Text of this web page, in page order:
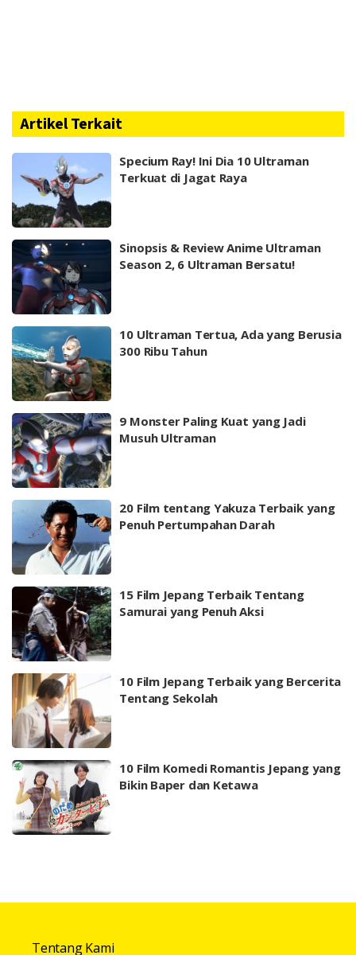
Artikel Terkait
Specium Ray! Ini Dia 10 Ultraman
Terkuat di Jagat Raya
Sinopsis & Review Anime Ultraman
Season 2, 6 Ultraman Bersatu!
10 Ultraman Tertua, Ada yang Berusia
300 Ribu Tahun
9 Monster Paling Kuat yang Jadi
Musuh Ultraman
20 Film tentang Yakuza Terbaik yang
Penuh Pertumpahan Darah
15 Film Jepang Terbaik Tentang
Samurai yang Penuh Aksi
10 Film Jepang Terbaik yang Bercerita
Tentang Sekolah
10 Film Komedi Romantis Jepang yang
Bikin Baper dan Ketawa
Tentang Kami